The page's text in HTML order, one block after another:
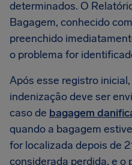
determinados. O
Bagagem, conhecido
preenchido
o problema for
Após esse registro
indenização deve ser
caso de bagagem
quando a bagagem
for localizada depois de
considerada perdida, e o